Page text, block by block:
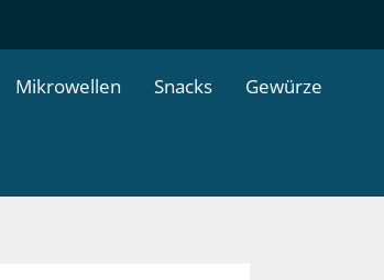
Mikrowellen Snacks Gewürze